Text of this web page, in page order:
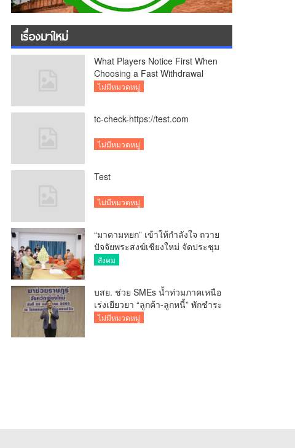
เรื่องมาใหม่
What Players Notice First When
Choosing a Fast Withdrawal
Casino UK
ไม่มีหมวดหมู่
tc-check-https://test.com
ไม่มีหมวดหมู่
Test
ไม่มีหมวดหมู่
“มาดามหยก” เข้าให้กำลังใจ ถวาย
ปัจจัยพระสงฆ์เชียงใหม่ จัดประชุม
ทำบัญชีรายรับรายจ่ายของวัด กว่า
สังคม
บสย. ช่วย SMEs น้ำท่วมภาคเหนือ
เร่งเยียวยา “ลูกค้า-ลูกหนี้” พักชำระ
ค่าธรรมเนียม-ค่างวด
ไม่มีหมวดหมู่